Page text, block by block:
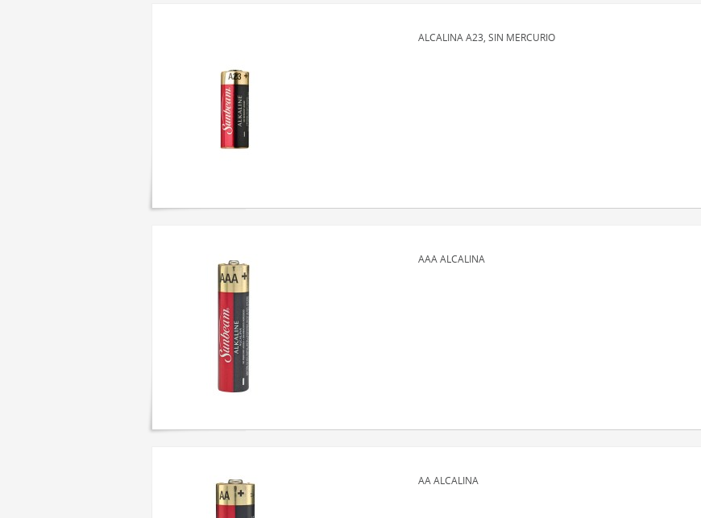
ALCALINA A23, SIN MERCURIO
AAA ALCALINA
AA ALCALINA